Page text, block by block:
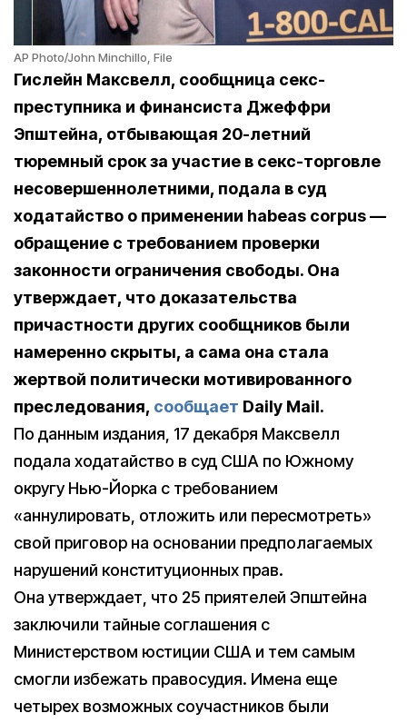
AP Photo/John Minchillo, File
Гислейн Максвелл, сообщница секс-
преступника и финансиста Джеффри
Эпштейна, отбывающая 20-летний
тюремный срок за участие в секс-торговле
несовершеннолетними, подала в суд
ходатайство о применении habeas corpus —
обращение с требованием проверки
законности ограничения свободы. Она
утверждает, что доказательства
причастности других сообщников были
намеренно скрыты, а сама она стала
жертвой политически мотивированного
преследования, сообщает Daily Mail.
По данным издания, 17 декабря Максвелл
подала ходатайство в суд США по Южному
округу Нью-Йорка с требованием
«аннулировать, отложить или пересмотреть»
свой приговор на основании предполагаемых
нарушений конституционных прав.
Она утверждает, что 25 приятелей Эпштейна
заключили тайные соглашения с
Министерством юстиции США и тем самым
смогли избежать правосудия. Имена еще
четырех возможных соучастников были